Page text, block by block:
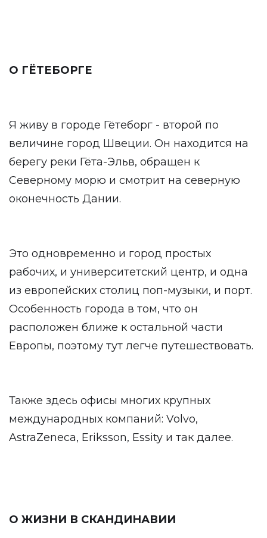
О ГЁТЕБОРГЕ
Я живу в городе Гётеборг - второй по
величине город Швеции. Он находится на
берегу реки Гёта-Эльв, обращен к
Северному морю и смотрит на северную
оконечность Дании.
Это одновременно и город простых
рабочих, и университетский центр, и одна
из европейских столиц поп-музыки, и порт.
Особенность города в том, что он
расположен ближе к остальной части
Европы, поэтому тут легче путешествовать.
Также здесь офисы многих крупных
международных компаний: Volvo,
AstraZeneca, Eriksson, Essity и так далее.
О ЖИЗНИ В СКАНДИНАВИИ